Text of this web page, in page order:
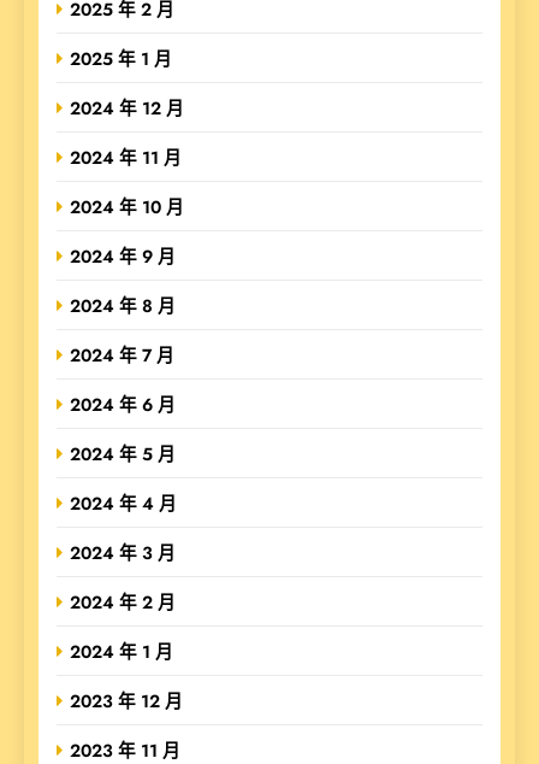
2025 年 2 月
2025 年 1 月
2024 年 12 月
2024 年 11 月
2024 年 10 月
2024 年 9 月
2024 年 8 月
2024 年 7 月
2024 年 6 月
2024 年 5 月
2024 年 4 月
2024 年 3 月
2024 年 2 月
2024 年 1 月
2023 年 12 月
2023 年 11 月